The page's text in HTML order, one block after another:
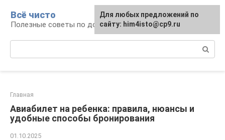
контенту
Всё чисто
Полезные советы по домоводству
Главная
Авиабилет на ребенка: правила, нюансы и
удобные способы бронирования
01.10.2025
Для любых предложений по
сайту: him4isto@cp9.ru